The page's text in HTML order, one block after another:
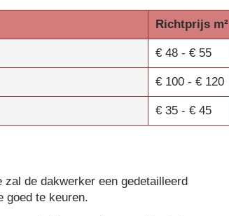
Richtprijs m²
€ 48 - € 55
€ 100 - € 120
€ 35 - € 45
de dakwerker een gedetailleerd
goed te keuren.